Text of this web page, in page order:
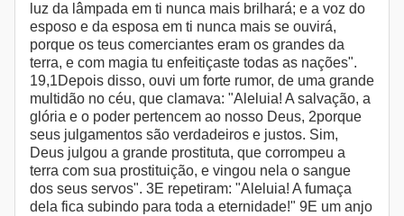
luz da lâmpada em ti nunca mais brilhará; e a voz do
esposo e da esposa em ti nunca mais se ouvirá,
porque os teus comerciantes eram os grandes da
terra, e com magia tu enfeitiçaste todas as nações".
19,1Depois disso, ouvi um forte rumor, de uma grande
multidão no céu, que clamava: "Aleluia! A salvação, a
glória e o poder pertencem ao nosso Deus, 2porque
seus julgamentos são verdadeiros e justos. Sim,
Deus julgou a grande prostituta, que corrompeu a
terra com sua prostituição, e vingou nela o sangue
dos seus servos". 3E repetiram: "Aleluia! A fumaça
dela fica subindo para toda a eternidade!" 9E um anjo